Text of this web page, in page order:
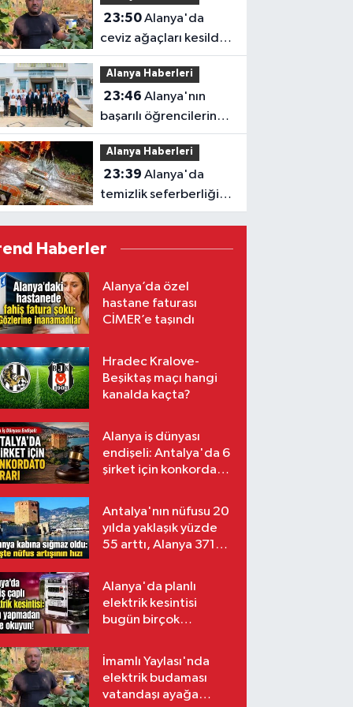
23:50Alanya'da
ceviz ağaçları kesildi,
vatandaş isyan etti
Alanya Haberleri
23:46 Alanya'nın
başarılı öğrencilerine
Kaymakam Öztürk'ten
tebrik
Alanya Haberleri
23:39 Alanya'da
temizlik seferberliği:
Ekipler 7 gün 24 saat
Haberler
Alanya’da özel
hastane faturası
CİMER’e taşındı
Hradec Kralove-
Beşiktaş maçı hangi
kanalda kaçta?
Alanya iş dünyası
endişeli: Antalya'da 6
şirket için konkordato
Antalya'nın nüfusu 20
yılda yaklaşık yüzde
55 arttı, Alanya 371
Alanya'da planlı
elektrik kesintisi
bugün birçok
İmamlı Yaylası'nda
elektrik budaması
vatandaşı ayağa